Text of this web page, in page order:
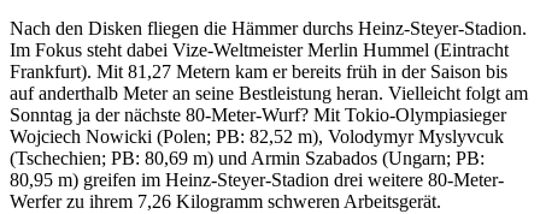
Nach den Disken fliegen die Hämmer durchs Heinz-Steyer-Stadion.
Im Fokus steht dabei Vize-Weltmeister Merlin Hummel (Eintracht
Frankfurt). Mit 81,27 Metern kam er bereits früh in der Saison bis
auf anderthalb Meter an seine Bestleistung heran. Vielleicht folgt am
Sonntag ja der nächste 80-Meter-Wurf? Mit Tokio-Olympiasieger
Wojciech Nowicki (Polen; PB: 82,52 m), Volodymyr Myslyvcuk
(Tschechien; PB: 80,69 m) und Armin Szabados (Ungarn; PB:
80,95 m) greifen im Heinz-Steyer-Stadion drei weitere 80-Meter-
Werfer zu ihrem 7,26 Kilogramm schweren Arbeitsgerät.